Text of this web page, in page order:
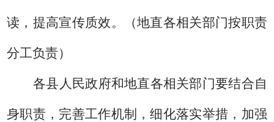
读，提高宣传质效。 （地直各相关部门按职责
分工负责）
各县人民政府和地直各相关部门要结合自
身职责，完善工作机制，细化落实举措，加强